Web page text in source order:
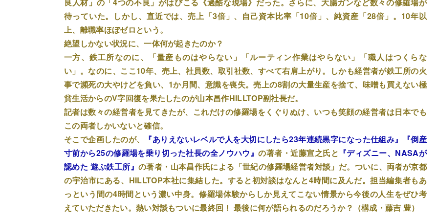
待っていた。しかし、直近では、売上「3倍」、自己資本比率「10倍」、純資産「28倍」。10年以
上、離職率ほぼゼロという。
絶望しかない状況に、一体何が起きたのか？
一方、鉄工所なのに、「量産ものはやらない」「ルーティン作業はやらない」「職人はつくらな
い」。なのに、ここ10年、売上、社員数、取引社数、すべて右肩上がり。しかも経営者が鉄工所の火
事で瀕死の大やけどを負い、1か月間、意識を喪失。売上の8割の大量生産を捨て、味噌も買えない極
貧生活からのV字回復を果たしたのが山本昌作HILLTOP副社長だ。
記者は数々の経営者を見てきたが、これだけの修羅場をくぐりぬけ、いつも笑顔の経営者は日本でも
この両者しかいないと確信。
そこで企画したのが、
『ありえないレベルで人を大切にしたら23年連続黒字になった仕組み』
『倒産
寸前から25の修羅場を乗り切った社長の全ノウハウ』の著者・近藤宣之氏と 『ディズニー、NASAが
認めた 遊ぶ鉄工所』 の著者・山本昌作氏による「世紀の修羅場経営者対談」だ。ついに、両者が京都
の宇治市にある、HILLTOP本社に集結した。すると初対談はなんと4時間に及んだ。担当編集者もあ
っという間の4時間という濃い中身。修羅場体験からしか見えてこない情景から今後の人生をぜひ考
えていただきたい。熱い対談もついに最終回！ 最後に何が語られるのだろうか？（構成・藤吉 豊）